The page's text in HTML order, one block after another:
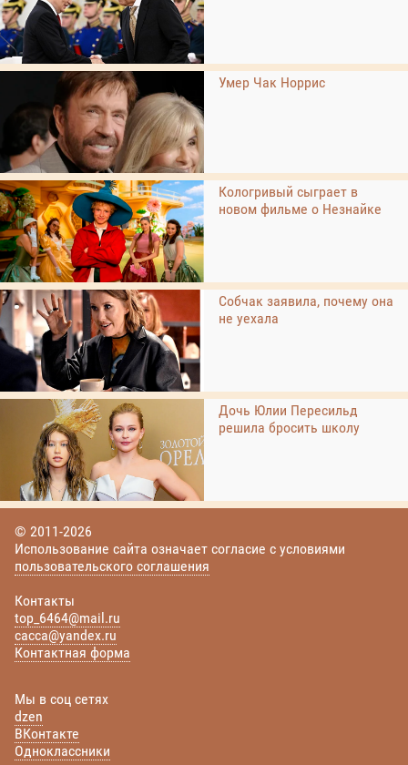
Умер Чак Норрис
Кологривый сыграет в
новом фильме о Незнайке
Собчак заявила, почему она
не уехала
Дочь Юлии Пересильд
решила бросить школу
© 2011-2026
Использование сайта означает согласие с условиями
пользовательского соглашения
Контакты
top_6464@mail.ru
cacca@yandex.ru
Контактная форма
Мы в соц сетях
dzen
ВКонтакте
Одноклассники